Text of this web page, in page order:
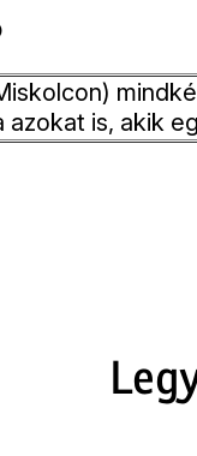
azokat is, akik